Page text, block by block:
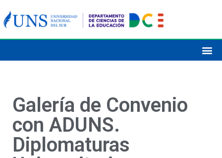
Galería de Convenio
con ADUNS.
Diplomaturas